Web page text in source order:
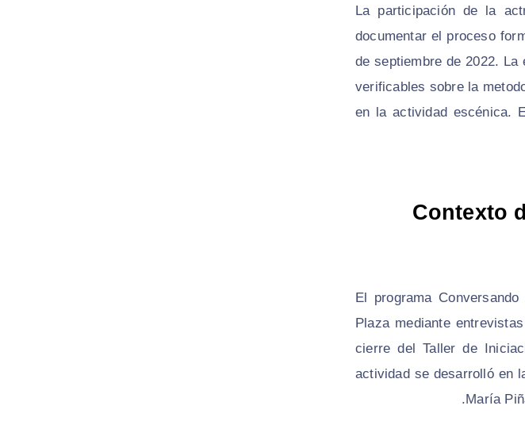
La participación de la
documentar el proceso
de septiembre de 2022.
verificables sobre la
en la actividad escénica.
Contexto
El programa
Plaza mediante
cierre del Taller de
actividad se desarrolló en
María